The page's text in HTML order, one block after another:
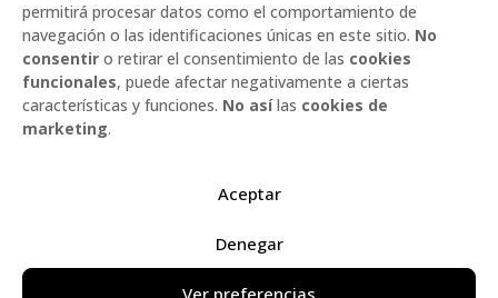
permitirá procesar datos como el comportamiento de
navegación o las identificaciones únicas en este sitio. No
consentir o retirar el consentimiento de las cookies
funcionales, puede afectar negativamente a ciertas
características y funciones. No asílas cookies de
marketing.
Aceptar
Denegar
Ver preferencias
inversiones de empresas